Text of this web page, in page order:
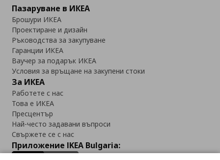
Пазаруване в ИКЕА
Брошури ИКЕА
Проектиране и дизайн
Ръководства за закупуване
Гаранции ИКЕА
Ваучер за подарък ИКЕА
Условия за връщане на закупени стоки
За ИКЕА
Работете с нас
Това е ИКЕА
Пресцентър
Най-често задавани въпроси
Свържете се с нас
Приложение IKEA Bulgaria: